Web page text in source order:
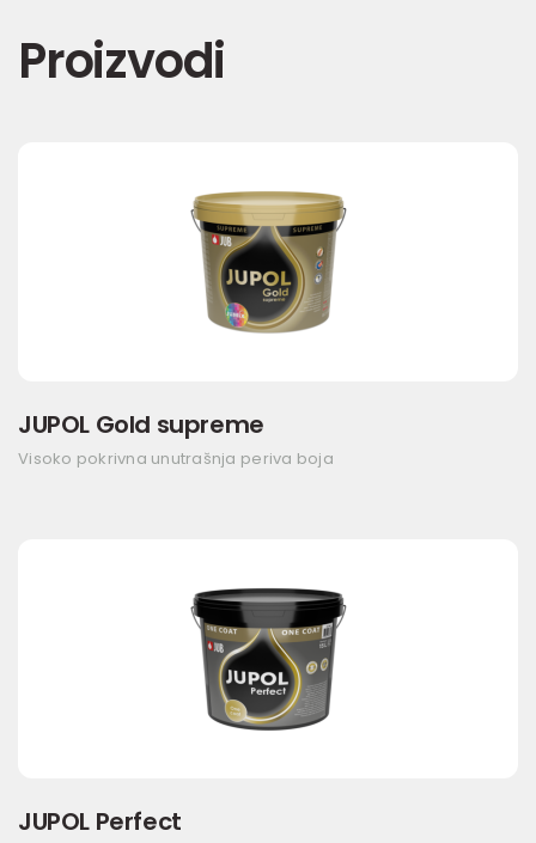
Proizvodi
JUPOL Gold supreme
Visoko pokrivna unutrašnja periva boja
JUPOL Perfect